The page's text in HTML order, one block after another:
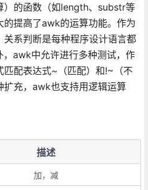
）的函数（如length、substr等
提高了awk的运算功能。作为
系判断是每种程序设计语言都
awk中允许进行多种测试，作
匹配表达式~（匹配）和!~（不
扩充，awk也支持用逻辑运算
描述
加，减